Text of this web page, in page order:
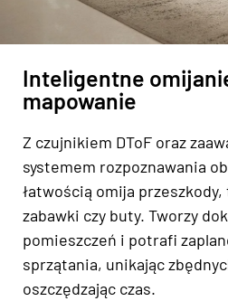
Inteligentne
mapowanie
Z czujnikiem DToF oraz
systemem rozpoznawania
łatwością omija przeszkody,
zabawki czy buty. Tworzy
pomieszczeń i potrafi
sprzątania, unikając
oszczędzając czas.